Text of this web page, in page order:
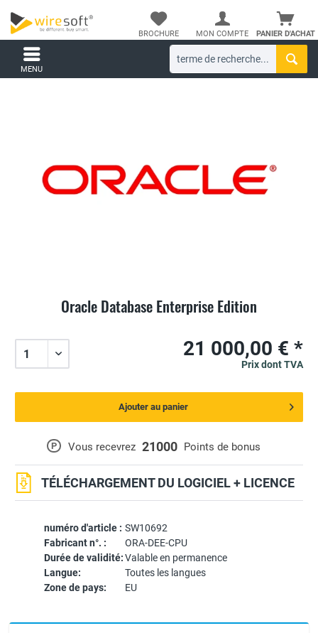
PANIER D'ACHAT
BROCHURE MON COMPTE
MENU
Oracle Database Enterprise Edition
numéro d'article : SW10692
Fabricant n°. :
ORA-DEE-CPU
Durée de validité:Valable en permanence
Langue:
Toutes les langues
Zone de pays:
EU
P Vous recevrez 21000 Points de bonus
TÉLÉCHARGEMENT DU LOGICIEL + LICENCE
21 000,00 € *
Prix dont TVA
Ajouter au panier